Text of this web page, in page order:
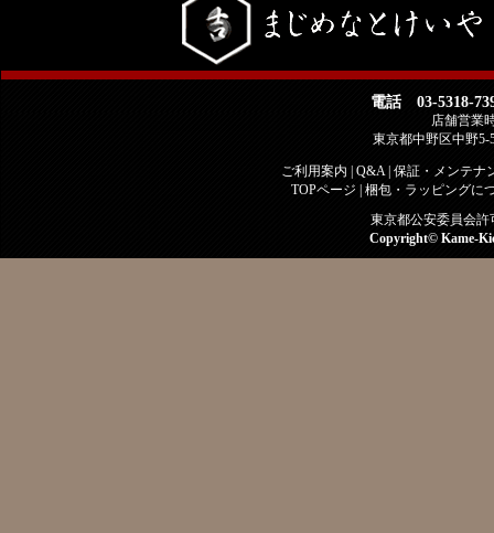
電話 03-5318-
店舗営業
東京都中野区中野
ご利用案内 Q&A| 保証・メンテナ
TOPページ
梱包・ラッピングに
東京都公安委員会許
Copyright© Kame-